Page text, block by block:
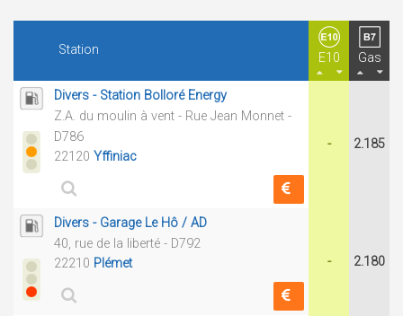
Station
E10 Gas
Divers - Station Bolloré Energy
Z.A. du moulin à vent - Rue Jean Monnet -
D786
22120 Yffiniac
- 2.185
Divers - Garage Le Hô / AD
40, rue de la liberté - D792
22210 Plémet - 2.180